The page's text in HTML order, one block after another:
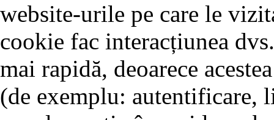
website-urile pe care le
cookie fac interacțiunea
mai rapidă, deoarece
(de exemplu: